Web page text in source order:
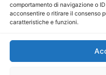
comportamento di navigazione o
acconsentire o ritirare il consenso
caratteristiche e funzioni.
Direttore
P.IVA:
Mercurio